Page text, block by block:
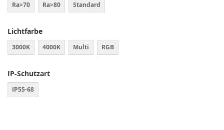
Ra>70 Ra>80 Standard
Lichtfarbe
3000K 4000K Multi RGB
IP-Schutzart
IP55-68